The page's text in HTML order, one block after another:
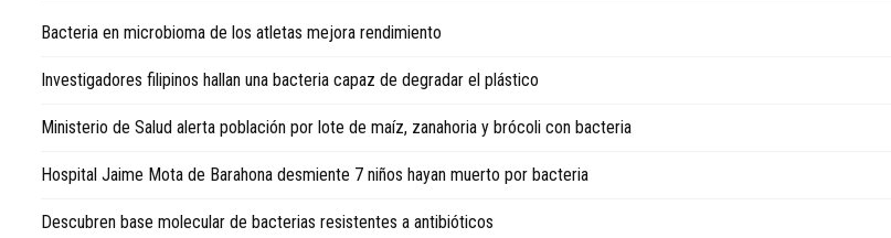
actualidad
con
en
República
consulte
Bacteria en microbioma de los atletas mejora rendimiento
Investigadores filipinos hallan una bacteria capaz de degradar el plástico
Ministerio de Salud alerta población por lote de maíz, zanahoria y brócoli con bacteria
Hospital Jaime Mota de Barahona desmiente 7 niños hayan muerto por bacteria
Descubren base molecular de bacterias resistentes a antibióticos